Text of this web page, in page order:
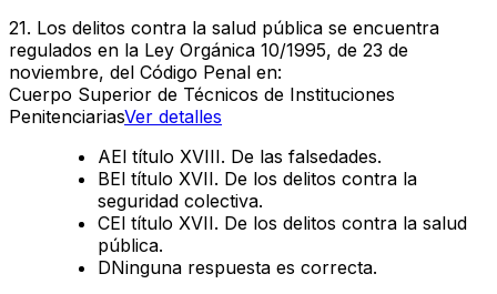
21. Los delitos contra la salud pública se encuentra
regulados en la Ley Orgánica 10/1995, de 23 de
noviembre, del Código Penal en:
Cuerpo Superior de Técnicos de Instituciones
PenitenciariasVer detalles
AEl título XVIII. De las falsedades.
BEl título XVII. De los delitos contra la
seguridad colectiva.
CEl título XVII. De los delitos contra la salud
pública.
DNinguna respuesta es correcta.